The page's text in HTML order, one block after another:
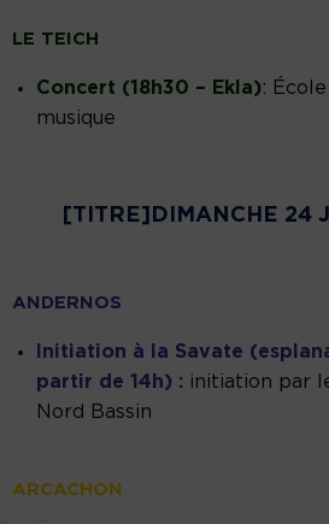
LE TEICH
Concert (18h30 – Ekla):
musique
[TITRE]DIMANCHE 24
ANDERNOS
Initiation à la Savate
partir de 14h) : initiation par
Nord Bassin
ARCACHON